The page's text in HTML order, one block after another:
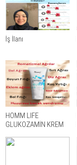
İş İlanı
HOMM LIFE
GLUKOZAMİN KREM